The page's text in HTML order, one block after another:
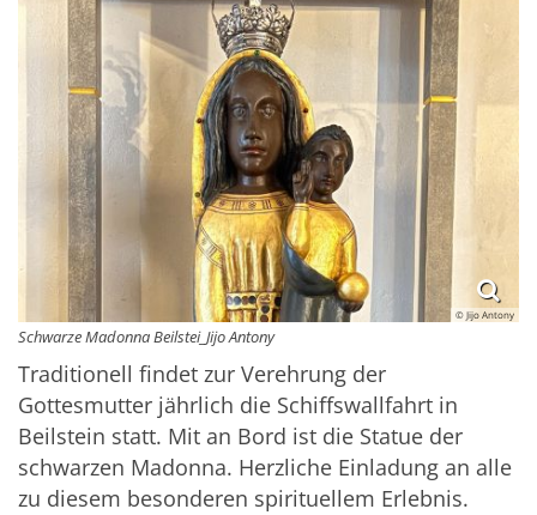
© Jijo Antony
Schwarze Madonna Beilstei_Jijo Antony
Traditionell findet zur Verehrung der
Gottesmutter jährlich die Schiffswallfahrt in
Beilstein statt. Mit an Bord ist die Statue der
schwarzen Madonna. Herzliche Einladung an alle
zu diesem besonderen spirituellem Erlebnis.